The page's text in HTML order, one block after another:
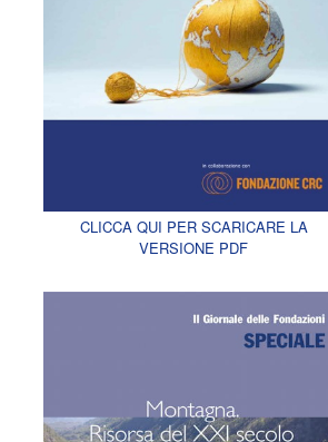
CLICCA QUI PER SCARICARE LA
VERSIONE PDF